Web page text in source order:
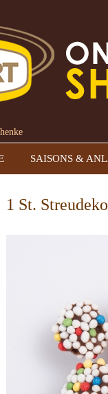
SAISONS &
1 St.